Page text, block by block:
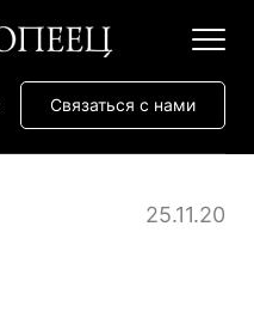
Связаться с нами
25.11.20